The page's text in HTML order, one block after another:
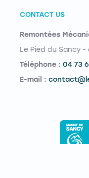
CONTACT US
Remontées
Le Pied du Sancy
Téléphone : 04 73
E-mail :